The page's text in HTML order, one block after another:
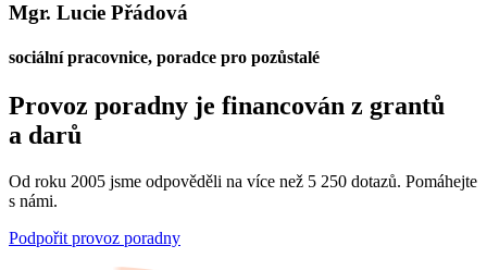
Mgr. Lucie Přádová
sociální pracovnice, poradce pro pozůstalé
Provoz poradny je financován z grantů
a darů
Od roku 2005 jsme odpověděli na více než 5 250 dotazů. Pomáhejte
s námi.
Podpořit provoz poradny